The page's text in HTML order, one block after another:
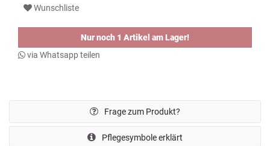
Wunschliste
Nur noch 1 Artikel am Lager!
via Whatsapp teilen
Frage zum Produkt?
Pflegesymbole erklärt